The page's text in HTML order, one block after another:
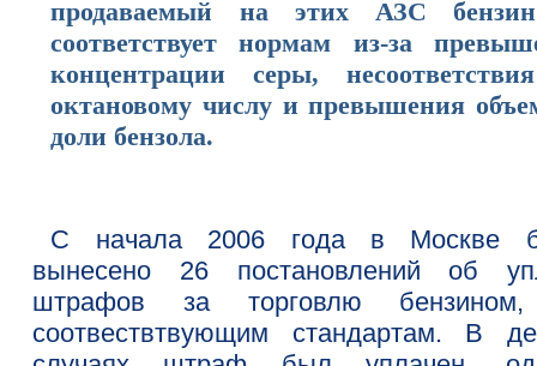
продаваемый на этих АЗС
соответствует нормам из-за
концентрации серы,
октановому числу и превышения
доли бензола.
С начала 2006 года в Москве
вынесено 26 постановлений об
штрафов за торговлю
соотвествтвующим стандартам. В